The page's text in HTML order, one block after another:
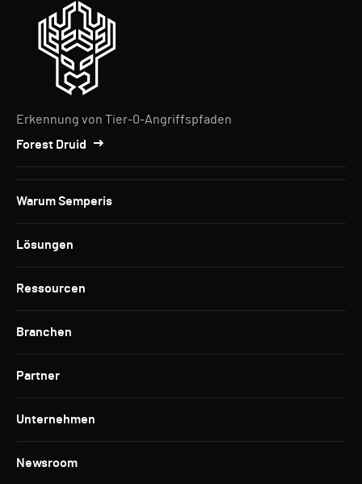
Erkennung von Tier-0-Angriffspfaden
Forest Druid
Warum Semperis
Lösungen
Ressourcen
Branchen
Partner
Unternehmen
Newsroom